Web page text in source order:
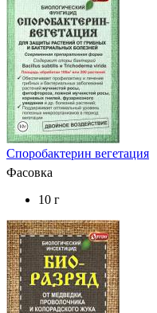
Споробактерин вегетация
Фасовка
10 г